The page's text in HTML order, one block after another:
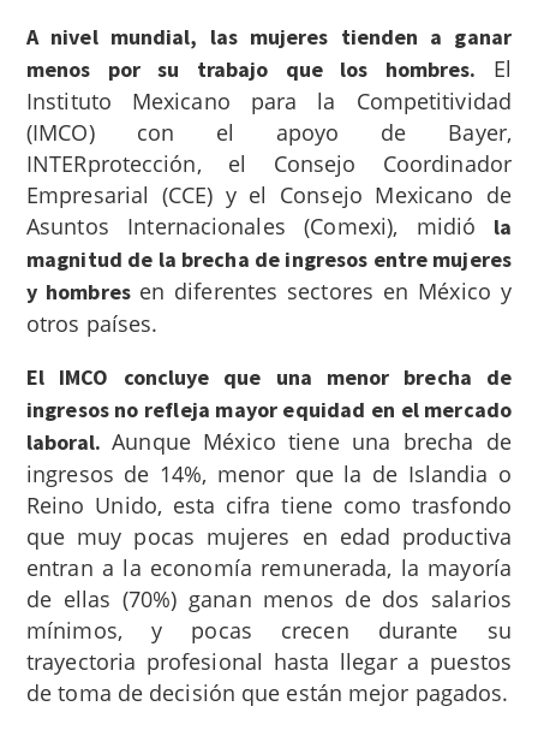
A nivel mundial, las mujeres tienden a ganar
menos por su trabajo que los hombres. El
Instituto Mexicano para la Competitividad
(IMCO) con el apoyo de Bayer,
INTERprotección, el Consejo Coordinador
Empresarial (CCE) y el Consejo Mexicano de
Asuntos Internacionales (Comexi), midió la
magnitud de la brecha de ingresos entre mujeres
y hombres en diferentes sectores en México y
otros países.
El IMCO concluye que una menor brecha de
ingresos no refleja mayor equidad en el mercado
laboral.Aunque México tiene una brecha de
ingresos de 14%, menor que la de Islandia o
Reino Unido, esta cifra tiene como trasfondo
que muy pocas mujeres en edad productiva
entran a la economía remunerada, la mayoría
de ellas (70%) ganan menos de dos salarios
mínimos, y pocas crecen durante su
trayectoria profesional hasta llegar a puestos
de toma de decisión que están mejor pagados.